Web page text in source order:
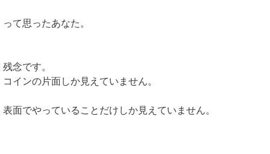
って思ったあなた。
残念です。
コインの片面しか見えていません。
表面でやっていることだけしか見えていません。